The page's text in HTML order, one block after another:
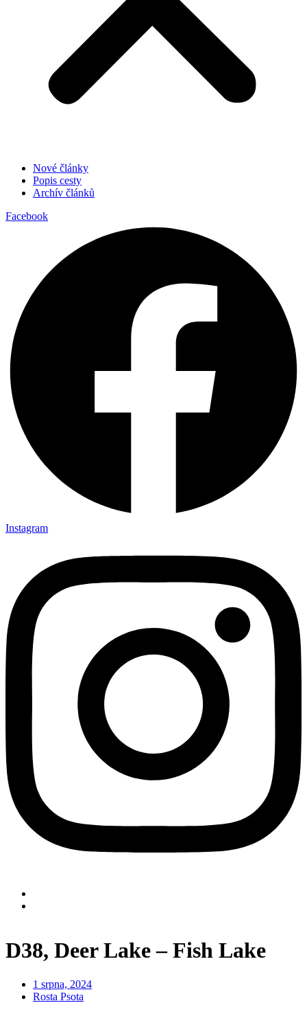
Nové články
Popis cesty
Archív článků
Facebook
Instagram
D38, Deer Lake – Fish Lake
1 srpna, 2024
Rosta Psota